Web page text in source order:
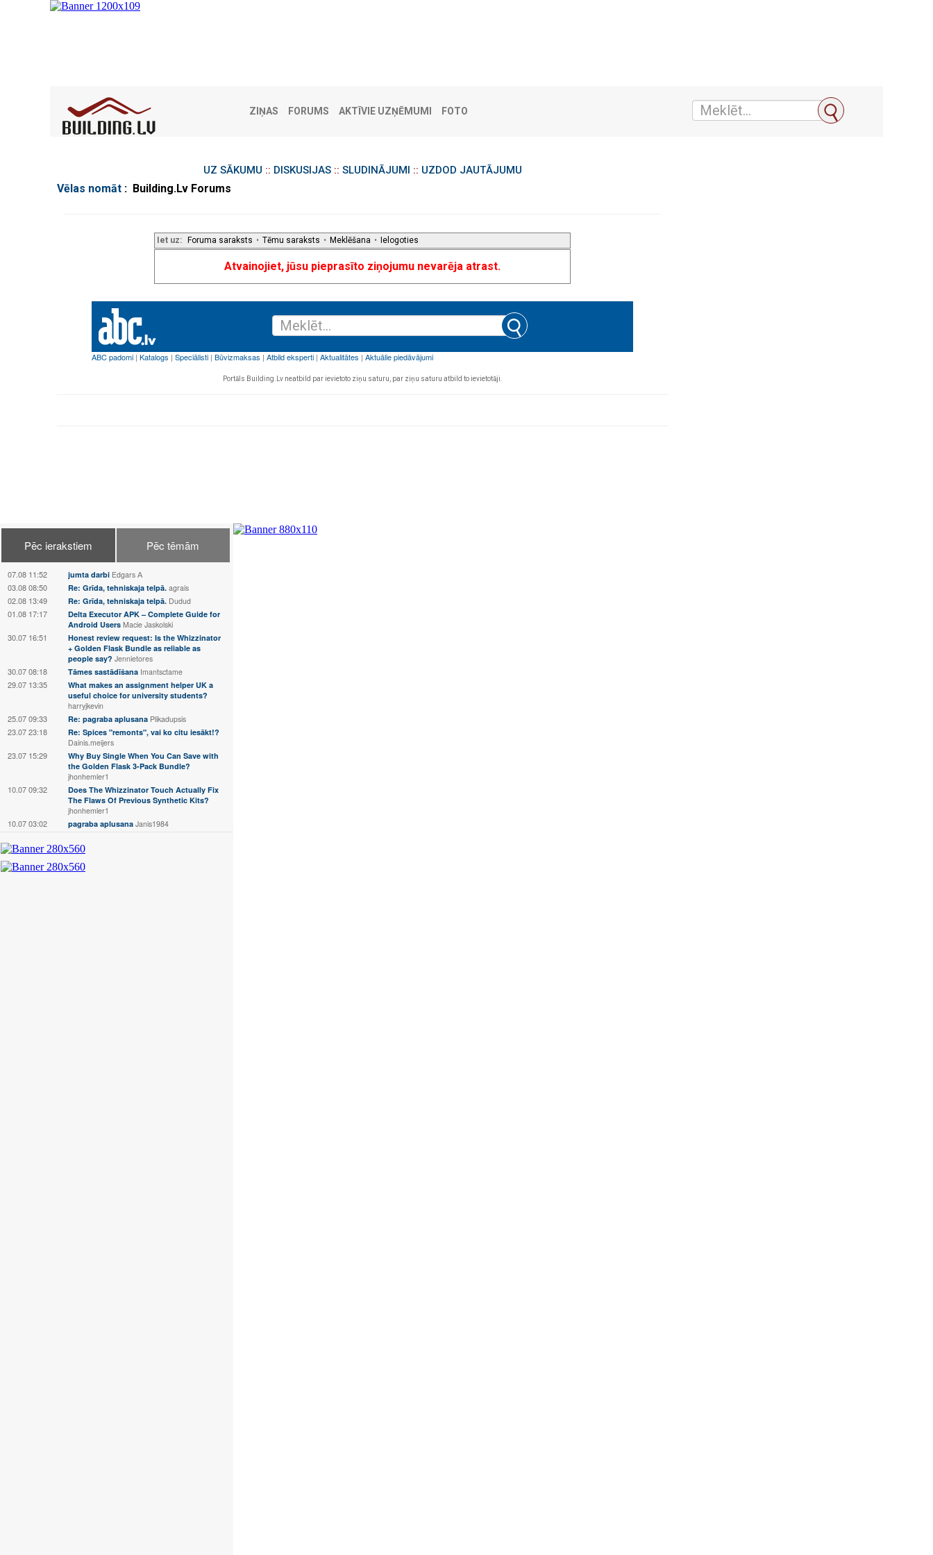
ZIŅAS FORUMS AKTĪVIE UZŅĒMUMI FOTO
UZ SĀKUMU :: DISKUSIJAS:: SLUDINĀJUMI :: UZDOD JAUTĀJUMU
Vēlas nomāt : Building.Lv Forums
Iet uz: Foruma saraksts • Tēmu saraksts • Meklēšana • Ielogoties
Atvainojiet, jūsu pieprasīto ziņojumu nevarēja atrast.
Portāls Building.Lv neatbild par ievietoto ziņu saturu, par ziņu saturu atbild to ievietotāji.
Pēc ierakstiem Pēc tēmām
07.08 11:52 jumta darbi Edgars А
03.08 08:50 Re: Grīda, tehniskaja telpā. agrais
02.08 13:49 Re: Grīda, tehniskaja telpā. Dudud
01.08 17:17
Delta Executor APK – Complete Guide for
Android Users Macie Jaskolski
30.07 16:51
Honest review request: Is the Whizzinator
+ Golden Flask Bundle as reliable as
people say? Jennietores
30.07 08:18 Tāmes sastādīšana Imantsctame
29.07 13:35
What makes an assignment helper UK a
useful choice for university students?
harryjkevin
25.07 09:33 Re: pagraba aplusana Plikadupsis
23.07 23:18
Re: Spices "remonts", vai ko citu iesākt!?
Dainis.meijers
23.07 15:29
Why Buy Single When You Can Save with
the Golden Flask 3-Pack Bundle?
jhonhemler1
10.07 09:32
Does The Whizzinator Touch Actually Fix
The Flaws Of Previous Synthetic Kits?
jhonhemler1
10.07 03:02 pagraba aplusana Janis1984